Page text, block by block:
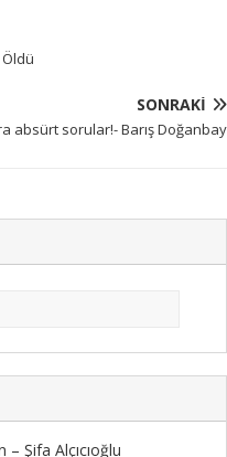
Öldü
SONRAKI
absürt sorular!- Barış Doğanbay
Şifa Alçıcıoğlu